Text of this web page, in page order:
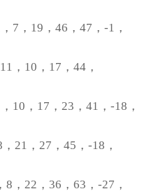
7，19，46，47，-1，
，10，17，44，
10，17，23，41，-18，
21，27，45，-18，
，22，36，63，-27，